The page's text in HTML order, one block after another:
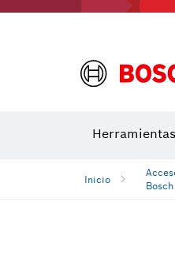
Inicio
Bosch